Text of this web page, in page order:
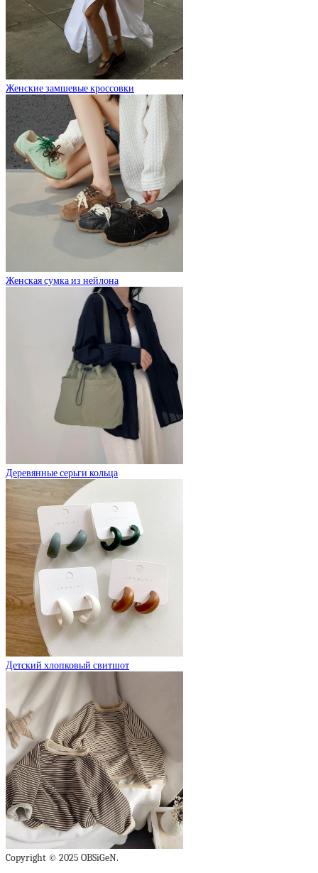
Женские замшевые кроссовки
Женская сумка из нейлона
Деревянные серьги кольца
Детский хлопковый свитшот
Copyright © 2025 OBSiGeN.